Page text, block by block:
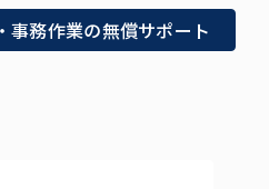
事務作業の無償サポート